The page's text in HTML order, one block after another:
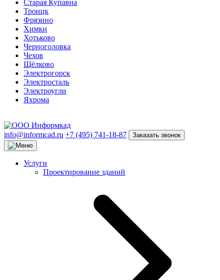
Старая Купавна
Троицк
Фрязино
Химки
Хотьково
Черноголовка
Чехов
Щёлково
Электрогорск
Электросталь
Электроугли
Яхрома
info@informcad.ru +7 (495) 741-18-87 Заказать звонок
Услуги
Проектирование зданий